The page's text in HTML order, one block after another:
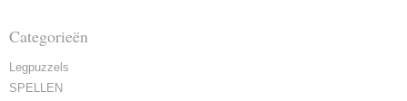
Categorieën
Legpuzzels
SPELLEN